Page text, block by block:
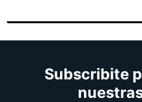
Subscribite